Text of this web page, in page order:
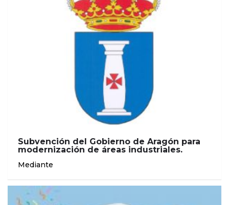
Subvención del Gobierno de Aragón para
modernización de áreas industriales.
Mediante